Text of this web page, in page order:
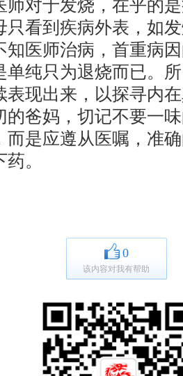
师对于发烧，在乎的
只看到疾病外表，如
知医师治病，首重病
单纯只为退烧而已。
表现出来，以探寻内
的爸妈，切记不要一
而是应遵从医嘱，准
。
0
该内容对我有帮助